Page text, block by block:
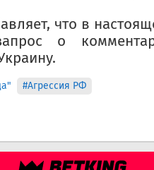
что в
о
#Агрессия РФ